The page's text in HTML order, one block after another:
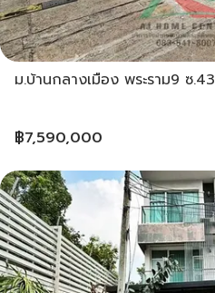
ม.บ้านกลางเมือง พระราม9 ซ.43
฿7,590,000